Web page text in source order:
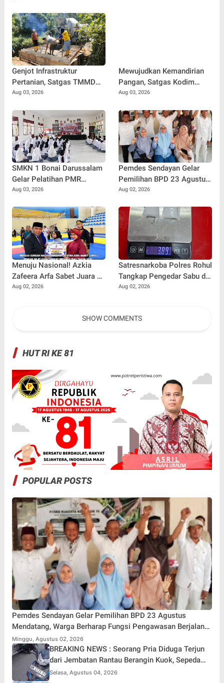
Genjot Infrastruktur
Pertanian, Satgas TMMD
Ke-129 Kebut Pengecoran
Kelancaran Akses Petani
Aug 03, 2026
Mewujudkan Kemandirian
Pangan, Satgas Kodim
0102/Pidie Bangun
untuk Warga
Aug 03, 2026
SMKN 1 Bonai Darussalam
Gelar Pelatihan PMR
Bersama PMI Rokan Hulu,
Berjiwa Kemanusiaan
Aug 03, 2026
Pemdes Sendayan Gelar
Pemilihan BPD 23 Agustus
Mendatang, Warga
Pengawasan Berjalan
Maksimal
Aug 02, 2026
Menuju Nasional! Azkia
Zafeera Arfa Sabet Juara 1
Pencak Silat O2SN Tingkat
Aug 02, 2026
Satresnarkoba Polres Rohul
Tangkap Pengedar Sabu di
Ujung Batu, Sita Barang
Aug 02, 2026
SHOW COMMENTS
HUT RI KE 81
POPULAR POSTS
Pemdes Sendayan Gelar Pemilihan BPD 23 Agustus
Mendatang, Warga Berharap Fungsi Pengawasan Berjalan
Maksimal
Minggu, Agustus 02, 2026
BREAKING NEWS : Seorang Pria Diduga Terjun
dari Jembatan Rantau Berangin Kuok, Sepeda
Motor Ditinggal di Lokasi
Selasa, Agustus 04, 2026